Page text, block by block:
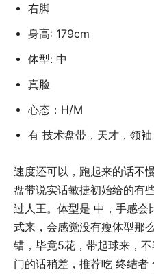
右脚
身高: 179cm
体型: 中
真脸
心态：H/M
有 技术盘带，天才，领袖
速度还可以，跑起来的话不
盘带说实话敏捷初始给的有
过人王。体型是 中，手感
式来，会感觉没有瘦体型那
错，毕竟5花，带起球来，
门的话稍差，推荐吃 终结者